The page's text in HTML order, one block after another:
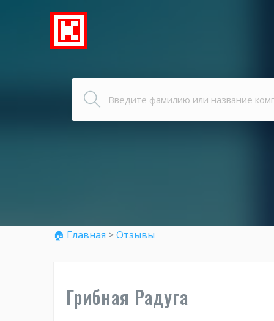
🏠 Главная >Отзывы
Грибная Радуга